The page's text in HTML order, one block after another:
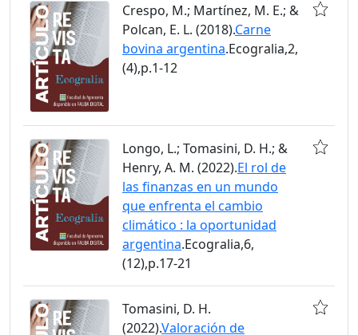
Crespo, M.; Martínez, M. E.; &
Polcan, E. L. (2018).Carne
bovina argentina.Ecogralia,2,
(4),p.1-12
Longo, L.; Tomasini, D. H.; &
Henry, A. M. (2022).El rol de
las finanzas en un mundo
que enfrenta el cambio
climático : la oportunidad
argentina.Ecogralia,6,
(12),p.17-21
Tomasini, D. H.
(2022).Valoración de